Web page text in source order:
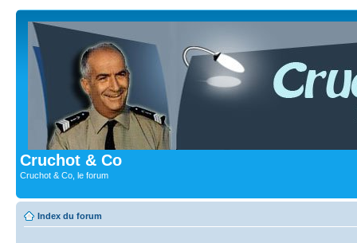
Cruchot & Co
Cruchot & Co, le forum
Index du forum